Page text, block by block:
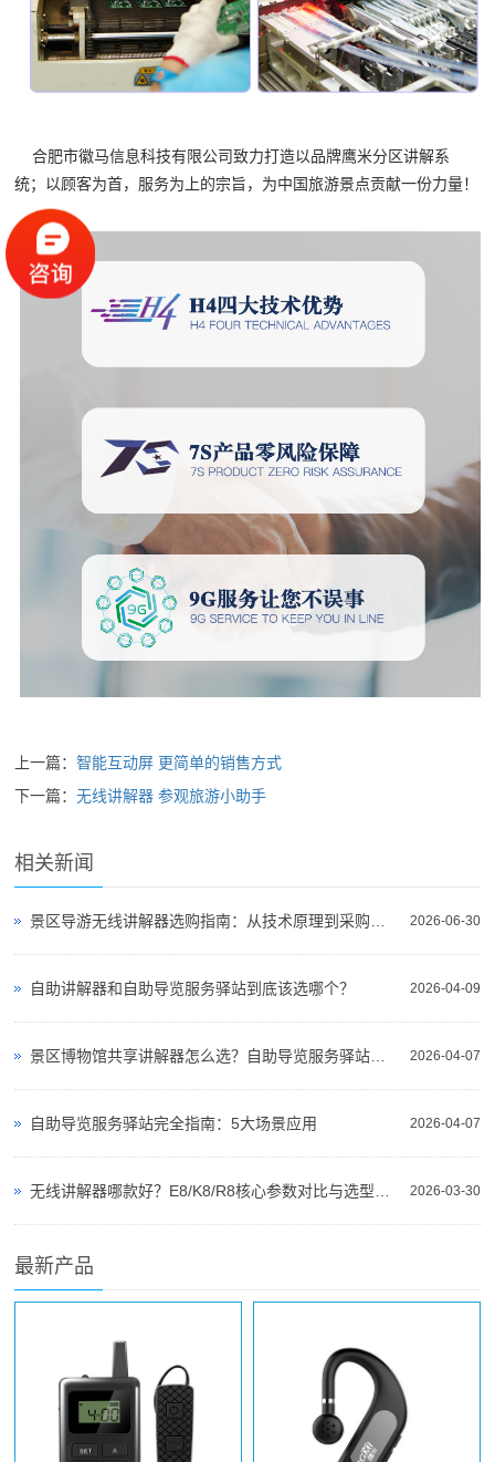
合肥市徽马信息科技有限公司致力打造以品牌鹰米分区讲解系
统；以顾客为首，服务为上的宗旨，为中国旅游景点贡献一份力量！
上一篇：智能互动屏 更简单的销售方式
下一篇：无线讲解器 参观旅游小助手
相关新闻
2026-06-30
2026-04-09
自助讲解器和自助导览服务驿站到底该选哪个？
2026-04-07
2026-04-07
自助导览服务驿站完全指南：5大场景应用
2026-03-30
最新产品